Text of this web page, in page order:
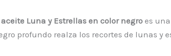
Luna y Estrellas en color negro es
profundo realza los recortes de lunas y